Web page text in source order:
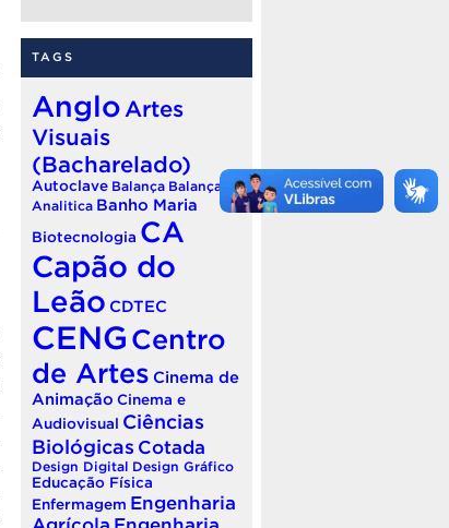
TAGS
Anglo Artes
Visuais
(Bacharelado)
Autoclave Balança Balança
Analitica Banho Maria
Biotecnologia CA
Capão do
Leão CDTEC
CENG Centro
de Artes Cinema de
Animação Cinema e
Audiovisual Ciências
Biológicas Cotada
Design Digital Design Gráfico
Educação Física
Enfermagem Engenharia